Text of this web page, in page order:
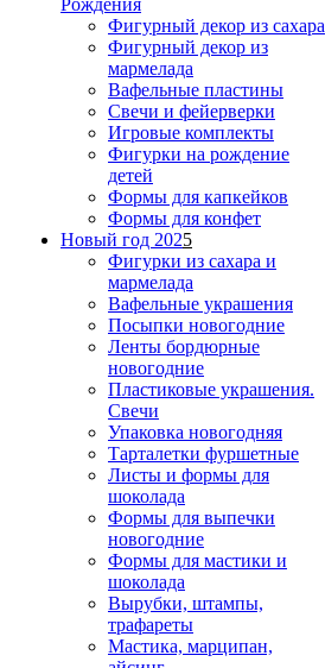
Фигурный декор из сахара
Фигурный декор из
мармелада
Вафельные пластины
Свечи и фейерверки
Игровые комплекты
Фигурки на рождение
детей
Формы для капкейков
Формы для конфет
Новый год 2025
Фигурки из сахара и
мармелада
Вафельные украшения
Посыпки новогодние
Ленты бордюрные
новогодние
Пластиковые украшения.
Свечи
Упаковка новогодняя
Тарталетки фуршетные
Листы и формы для
шоколада
Формы для выпечки
новогодние
Формы для мастики и
шоколада
Вырубки, штампы,
трафареты
Мастика, марципан,